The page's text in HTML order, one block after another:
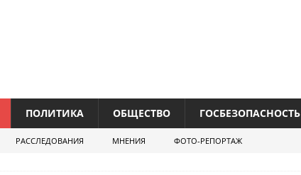
ПОЛИТИКА ОБЩЕСТВО ГОСБЕЗОПАСНОСТЬ
РАССЛЕДОВАНИЯ МНЕНИЯ ФОТО-РЕПОРТАЖ